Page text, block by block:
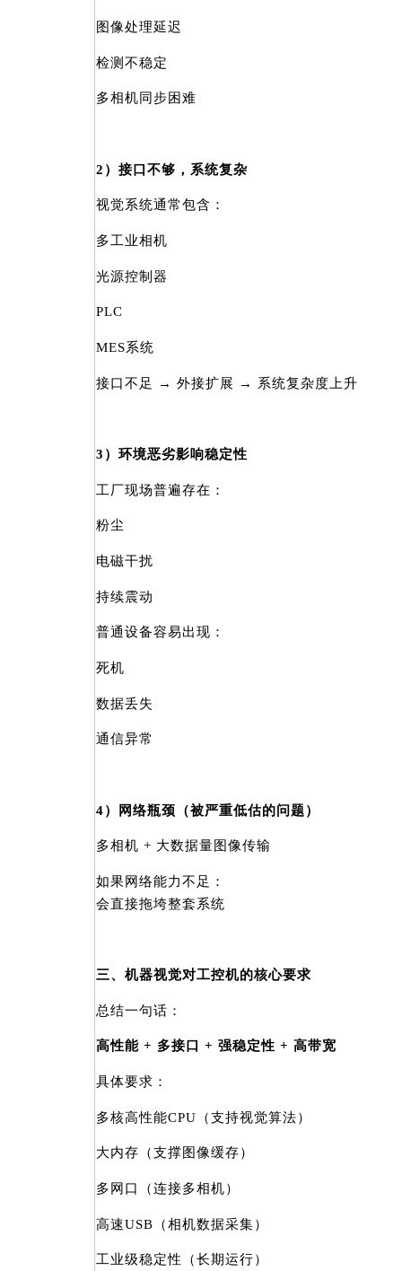
图像处理延迟
检测不稳定
多相机同步困难
2）接口不够，系统复杂
视觉系统通常包含：
多工业相机
光源控制器
PLC
MES系统
接口不足 → 外接扩展 → 系统复杂度上升
3）环境恶劣影响稳定性
工厂现场普遍存在：
粉尘
电磁干扰
持续震动
普通设备容易出现：
死机
数据丢失
通信异常
4）网络瓶颈（被严重低估的问题）
多相机 + 大数据量图像传输
如果网络能力不足：
会直接拖垮整套系统
三、机器视觉对工控机的核心要求
总结一句话：
高性能 + 多接口 + 强稳定性 + 高带宽
具体要求：
多核高性能CPU（支持视觉算法）
大内存（支撑图像缓存）
多网口（连接多相机）
高速USB（相机数据采集）
工业级稳定性（长期运行）